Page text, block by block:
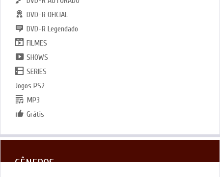
DVD-R OFICIAL
DVD-R Legendado
FILMES
SHOWS
SERIES
Jogos PS2
MP3
Grátis
GÊNEROS